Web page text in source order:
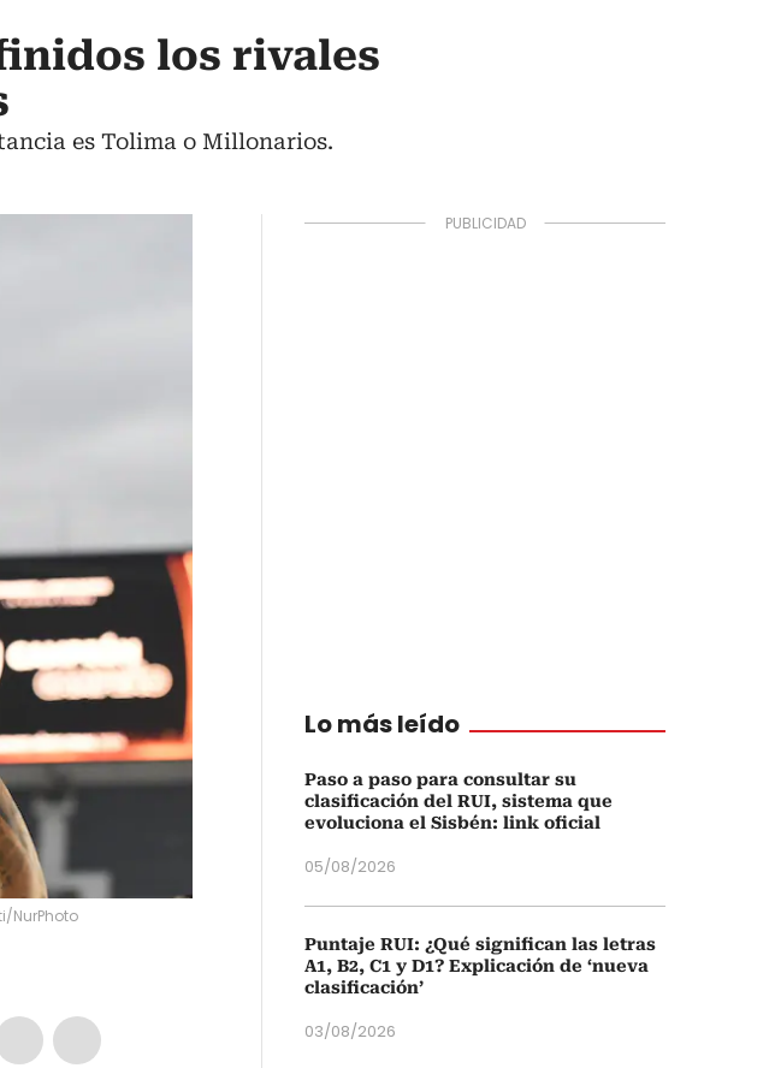
los rivales
es Tolima o Millonarios.
NurPhoto
Lo más leído
Paso a paso para consultar su
clasificación del RUI, sistema que
evoluciona el Sisbén: link oficial
05/08/2026
Puntaje RUI: ¿Qué significan las letras
A1, B2, C1 y D1? Explicación de ‘nueva
clasificación’
03/08/2026